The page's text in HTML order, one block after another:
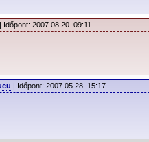
| Időpont: 2007.08.20. 09:11
| Időpont: 2007.05.28. 15:17